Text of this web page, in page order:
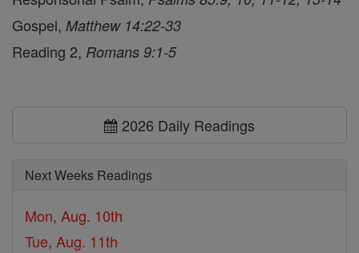
Gospel, Matthew 14:22-33
Reading 2, Romans 9:1-5
2026 Daily Readings
Next Weeks Readings
Mon, Aug. 10th
Tue, Aug. 11th